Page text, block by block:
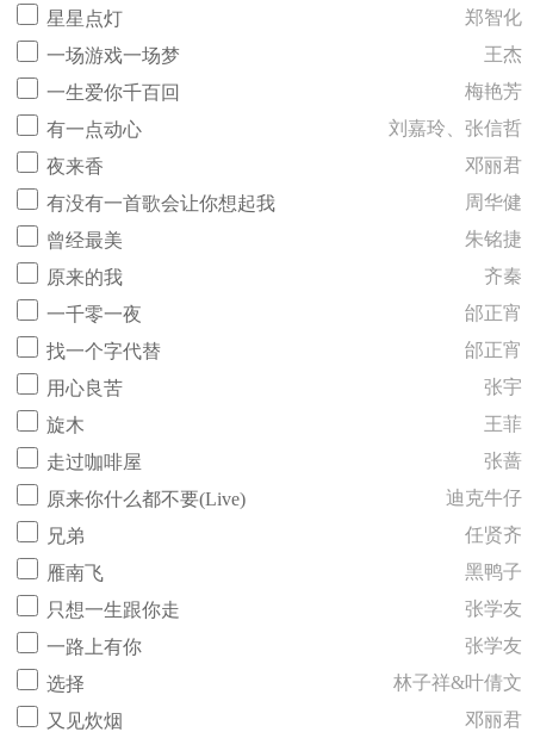
星星点灯
郑智化
一场游戏一场梦
王杰
一生爱你千百回
梅艳芳
有一点动心
刘嘉玲、张信哲
夜来香
邓丽君
有没有一首歌会让你想起我
周华健
曾经最美
朱铭捷
原来的我
齐秦
一千零一夜
邰正宵
找一个字代替
邰正宵
用心良苦
张宇
旋木
王菲
走过咖啡屋
张蔷
原来你什么都不要(Live)
迪克牛仔
兄弟
任贤齐
雁南飞
黑鸭子
只想一生跟你走
张学友
一路上有你
张学友
选择
林子祥&叶倩文
又见炊烟
邓丽君